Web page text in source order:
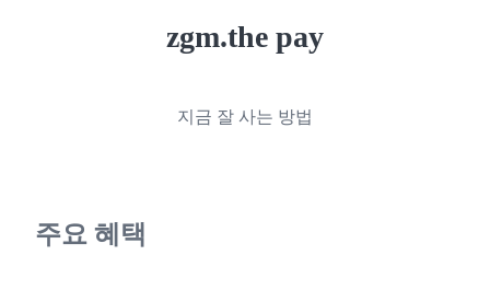
zgm.the pay
지금 잘 사는 방법
주요 혜택